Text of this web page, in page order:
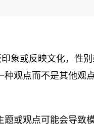
象或反映文化，性别
观点而不是其他观
或观点可能会导致